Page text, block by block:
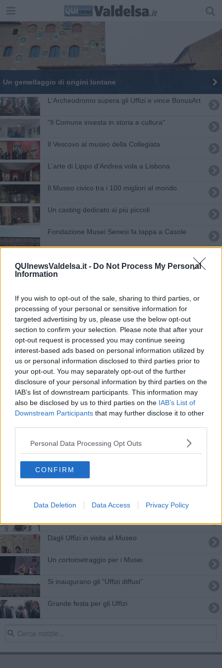
QUInewsValdelsa.it - Do Not Process My Personal
Information
If you wish to opt-out of the sale, sharing to third parties, or
processing of your personal or sensitive information for
targeted advertising by us, please use the below opt-out
section to confirm your selection. Please note that after your
opt-out request is processed you may continue seeing
interest-based ads based on personal information utilized by
us or personal information disclosed to third parties prior to
your opt-out. You may separately opt-out of the further
disclosure of your personal information by third parties on the
IAB’s list of downstream participants. This information may
also be disclosed by us to third parties on the IAB’s List of
Downstream Participants that may further disclose it to other
Personal Data Processing Opt Outs
CONFIRM
Data Deletion Data Access Privacy Policy
Un gemellaggio di origini lontane
L'Archeodromo supera gli Uffizi e vince BonusArt
"Il Comune investa in storia e cultura"
Il Vescovo al museo della Collegiata
L'arte di Lippo d'Andrea vola a Lisbona
Il Museo civico tra i 100 migliori al mondo
Un casting dedicato ai più piccoli
Fondazione Musei Senesi fa tappa a Casole
"Mancano eventi di arte in città"
Trévoux-Certaldo, gemellaggio in corso
Set toscani per Sorrentino, Konchalovsky, I Medici
Arno, Ombrone e Cecina, piene ai massimi livelli
I sette siti Unesco toscani in un unico portale
"Uffizi diffusi" anche in Valdelsa
Il direttore degli Uffizi a Casole
Un cortometraggio per la cultura
Un fine settimana tutto dedicato all'arte
Dagli Uffizi in visita al Museo
Un cortometraggio per i Musei
Si inaugurano gli "Uffizi diffusi"
Grande festa per gli Uffizi